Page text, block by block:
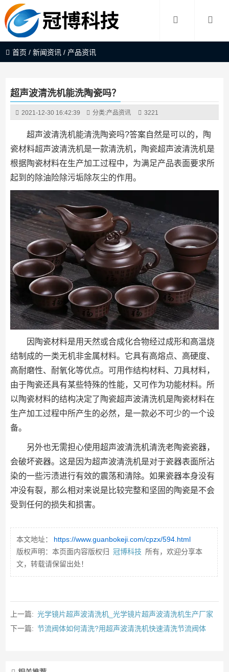
首页 /新闻资讯 / 产品资讯
超声波清洗机能洗陶瓷吗？
2021-12-30 16:42:39 分类:产品资讯 3221
超声波清洗机能清洗陶瓷吗?答案自然是可以的，陶
瓷材料超声波清洗机是一款清洗机，陶瓷超声波清洗机是
根据陶瓷材料在生产加工过程中，为满足产品表面要求所
起到的除油险除污垢除灰尘的作用。
因陶瓷材料是用天然或合成化合物经过成形和高温烧
结制成的一类无机非金属材料。它具有高熔点、高硬度、
高耐磨性、耐氧化等优点。可用作结构材料、刀具材料，
由于陶瓷还具有某些特殊的性能，又可作为功能材料。所
以陶瓷材料的结构决定了陶瓷超声波清洗机是陶瓷材料在
生产加工过程中所产生的必然，是一款必不可少的一个设
备。
另外也无需担心使用超声波清洗机清洗老陶瓷瓷器，
会破坏瓷器。这是因为超声波清洗机是对于瓷器表面所沾
染的一些污渍进行有效的震荡和清除。如果瓷器本身没有
冲没有裂，那么相对来说是比较完整和坚固的陶瓷是不会
受到任何的损失和损害。
本文地址：
https://www.guanbokeji.com/cpzx/594.html
版权声明：本页面内容版权归 冠博科技 所有，欢迎分享本
文，转载请保留出处！
上一篇: 光学镜片超声波清洗机_光学镜片超声波清洗机生产厂家
下一篇: 节流阀体如何清洗?用超声波清洗机快速清洗节流阀体